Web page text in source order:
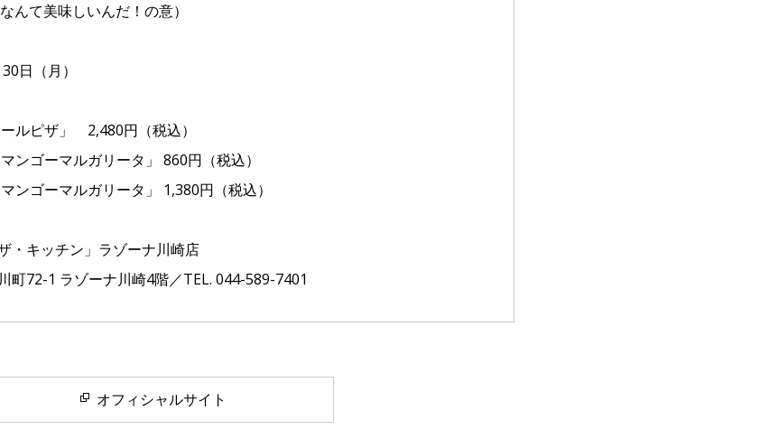
て美味しいんだ！の意）
日（月）
ルピザ」 2,480円（税込）
ンゴーマルガリータ」 860円（税込）
ンゴーマルガリータ」 1,380円（税込）
・キッチン」ラゾーナ川崎店
町72-1 ラゾーナ川崎4階／TEL. 044-589-7401
オフィシャルサイト